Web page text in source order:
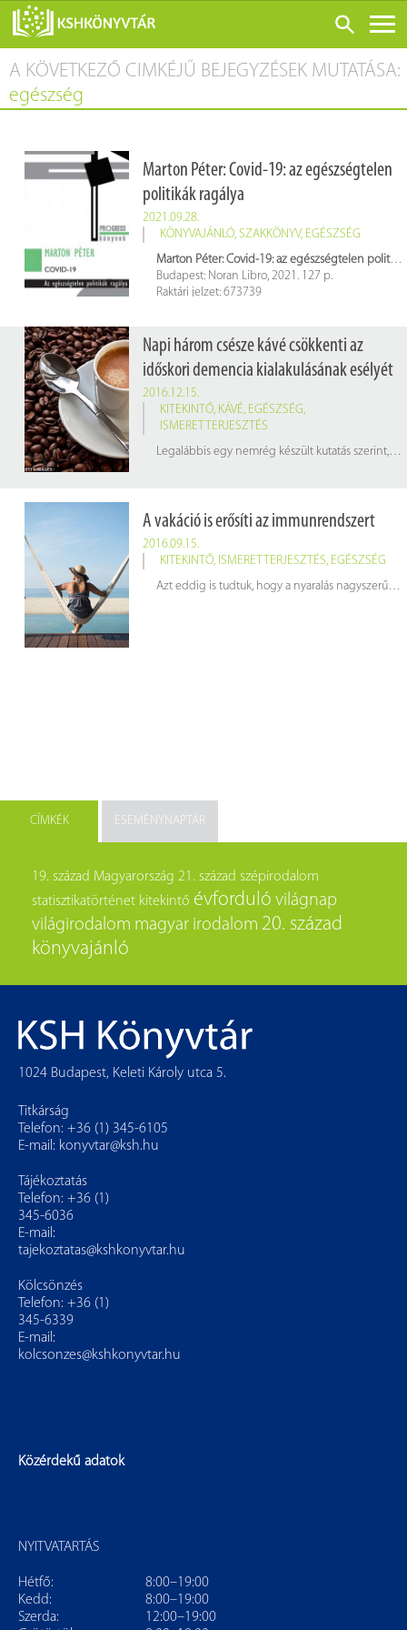
ONLINE KATALÓGUS
RÓLUNK
SZOLGÁLTATÁSOK
ADATBÁZISOK
BLOG
A KÖVETKEZŐ CIMKÉJŰ BEJEGYZÉSEK MUTATÁSA:
egészség
Marton Péter: Covid-19: az egészségtelen
politikák ragálya
2021.09.28.
KÖNYVAJÁNLÓ, SZAKKÖNYV, EGÉSZSÉG
Marton Péter: Covid-19: az egészségtelen politikák ragálya
Budapest: Noran Libro, 2021. 127 p.
Raktári jelzet: 673739
Napi három csésze kávé csökkenti az
időskori demencia kialakulásának esélyét
2016.12.15.
KITEKINTŐ, KÁVÉ, EGÉSZSÉG,
ISMERETTERJESZTÉS
Legalábbis egy nemrég készült kutatás szerint, amelynek elkészülését a hat legnagyobb kávéforgalmazó támogatta.
A vakáció is erősíti az immunrendszert
2016.09.15.
KITEKINTŐ, ISMERETTERJESZTÉS, EGÉSZSÉG
Azt eddig is tudtuk, hogy a nyaralás nagyszerű dolog, egy orvosi kutatásból pedig már azt is tudjuk, miért.
CÍMKÉK ESEMÉNYNAPTÁR
19. század Magyarország 21. század szépirodalom
statisztikatörténet kitekintő évforduló világnap
világirodalom magyar irodalom 20. század
könyvajánló
1024 Budapest, Keleti Károly utca 5.
Titkárság
Telefon: +36 (1) 345-6105
E-mail: konyvtar@ksh.hu
Tájékoztatás
Telefon: +36 (1)
345-6036
E-mail:
tajekoztatas@kshkonyvtar.hu
Kölcsönzés
Telefon: +36 (1)
345-6339
E-mail:
kolcsonzes@kshkonyvtar.hu
Közérdekű adatok
NYITVATARTÁS
Hétfő:
8:00–19:00
Kedd:
8:00–19:00
Szerda:
12:00–19:00